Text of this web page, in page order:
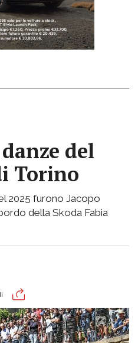
del
Torino
2025 furono Jacopo
della Skoda Fabia